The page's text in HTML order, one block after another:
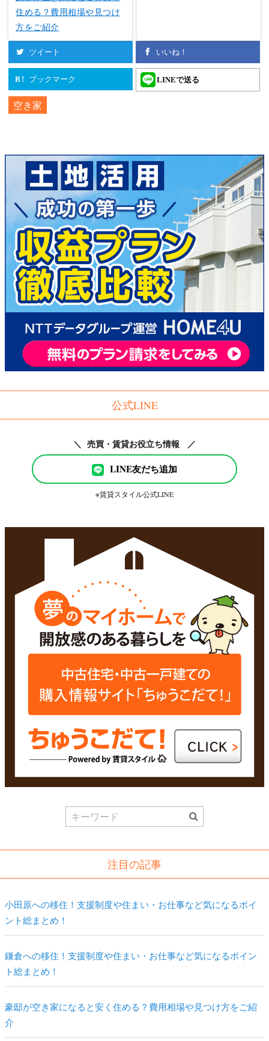
住める？費用相場や見つけ
方をご紹介
ツイート いいね！
B! ブックマーク LINEで送る
空き家
公式LINE
＼ 売買・賃貸お役立ち情報 ／
LINE友だち追加
※賃貸スタイル公式LINE
for:
注目の記事
小田原への移住！支援制度や住まい・お仕事など気になるポイ
ント総まとめ！
鎌倉への移住！支援制度や住まい・お仕事など気になるポイン
ト総まとめ！
豪邸が空き家になると安く住める？費用相場や見つけ方をご紹
介